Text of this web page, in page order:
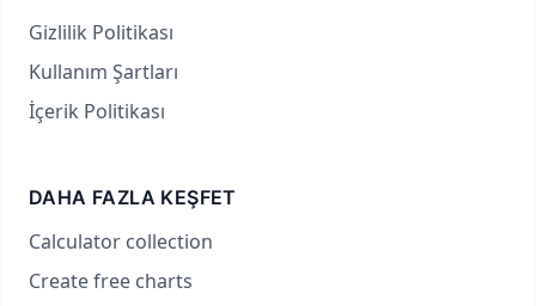
Gizlilik Politikası
Kullanım Şartları
İçerik Politikası
DAHA FAZLA KEŞFET
Calculator collection
Create free charts